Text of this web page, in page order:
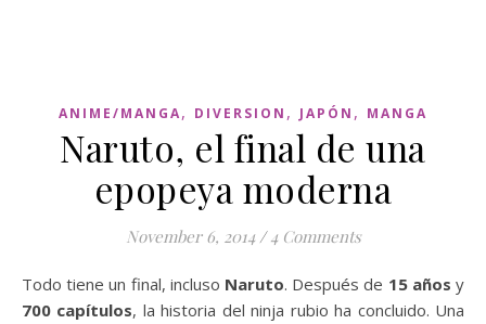
ANIME/MANGA, DIVERSION , JAPÓN , MANGA
Naruto, el final de una
epopeya moderna
November 6, 2014 / 4 Comments
Todo tiene un final, incluso Naruto. Después de 15 años y
700 capítulos, la historia del ninja rubio ha concluido. Una